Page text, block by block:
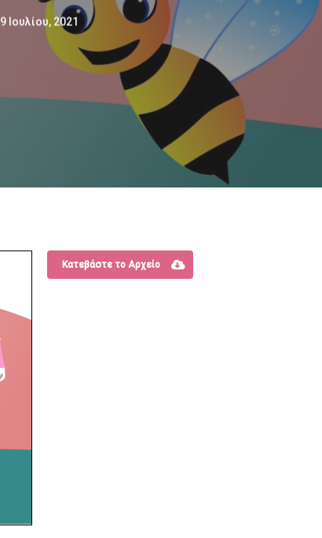
9 Ιουλίου, 2021
Κατεβάστε το Αρχείο